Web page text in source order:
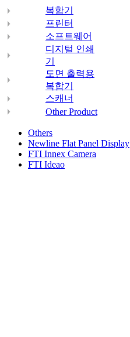
복합기
프린터
소프트웨어
디지털 인쇄
기
도면 출력용
복합기
스캐너
Other Product
Others
Newline Flat Panel Display
FTI Innex Camera
FTI Ideao